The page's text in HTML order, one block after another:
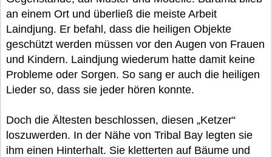
an einem Ort und überließ die meiste Arbeit
Laindjung. Er befahl, dass die heiligen Objekte
geschützt werden müssen vor den Augen von Frauen
und Kindern. Laindjung wiederum hatte damit keine
Probleme oder Sorgen. So sang er auch die heiligen
Lieder so, dass sie jeder hören konnte.
Doch die Ältesten beschlossen, diesen „Ketzer“
loszuwerden. In der Nähe von Tribal Bay legten sie
ihm einen Hinterhalt. Sie kletterten auf Bäume und